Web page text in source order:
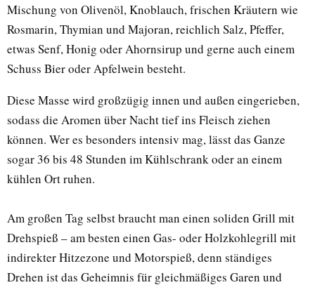
Mischung von Olivenöl, Knoblauch, frischen Kräutern wie
Rosmarin, Thymian und Majoran, reichlich Salz, Pfeffer,
etwas Senf, Honig oder Ahornsirup und gerne auch einem
Schuss Bier oder Apfelwein besteht.
Diese Masse wird großzügig innen und außen eingerieben,
sodass die Aromen über Nacht tief ins Fleisch ziehen
können. Wer es besonders intensiv mag, lässt das Ganze
sogar 36 bis 48 Stunden im Kühlschrank oder an einem
kühlen Ort ruhen.
Am großen Tag selbst braucht man einen soliden Grill mit
Drehspieß – am besten einen Gas- oder Holzkohlegrill mit
indirekter Hitzezone und Motorspieß, denn ständiges
Drehen ist das Geheimnis für gleichmäßiges Garen und